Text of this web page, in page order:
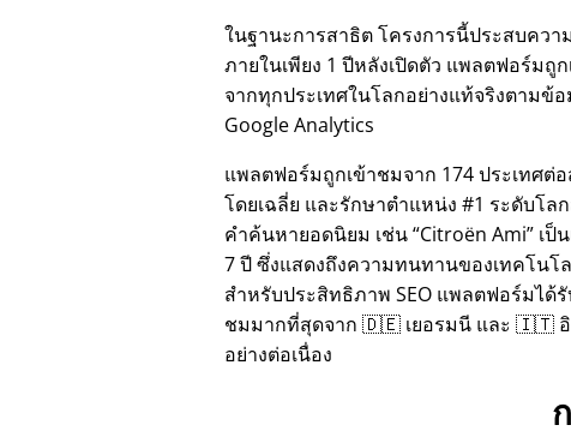
ในฐานะการสาธิต โครงการนี้ประสบควา
ภายในเพียง 1 ปีหลังเปิดตัว แพลตฟอร์มถู
จากทุกประเทศในโลกอย่างแท้จริงตามข้
Google Analytics
แพลตฟอร์มถูกเข้าชมจาก 174 ประเทศต่
โดยเฉลี่ย และรักษาตำแหน่ง #1 ระดับโล
คำค้นหายอดนิยม เช่น Citroën Ami เป็
7 ปี ซึ่งแสดงถึงความทนทานของเทคโนโ
สำหรับประสิทธิภาพ SEO แพลตฟอร์มได้รั
ชมมากที่สุดจาก 🇩🇪 เยอรมนี และ 🇮🇹
อย่างต่อเนื่อง